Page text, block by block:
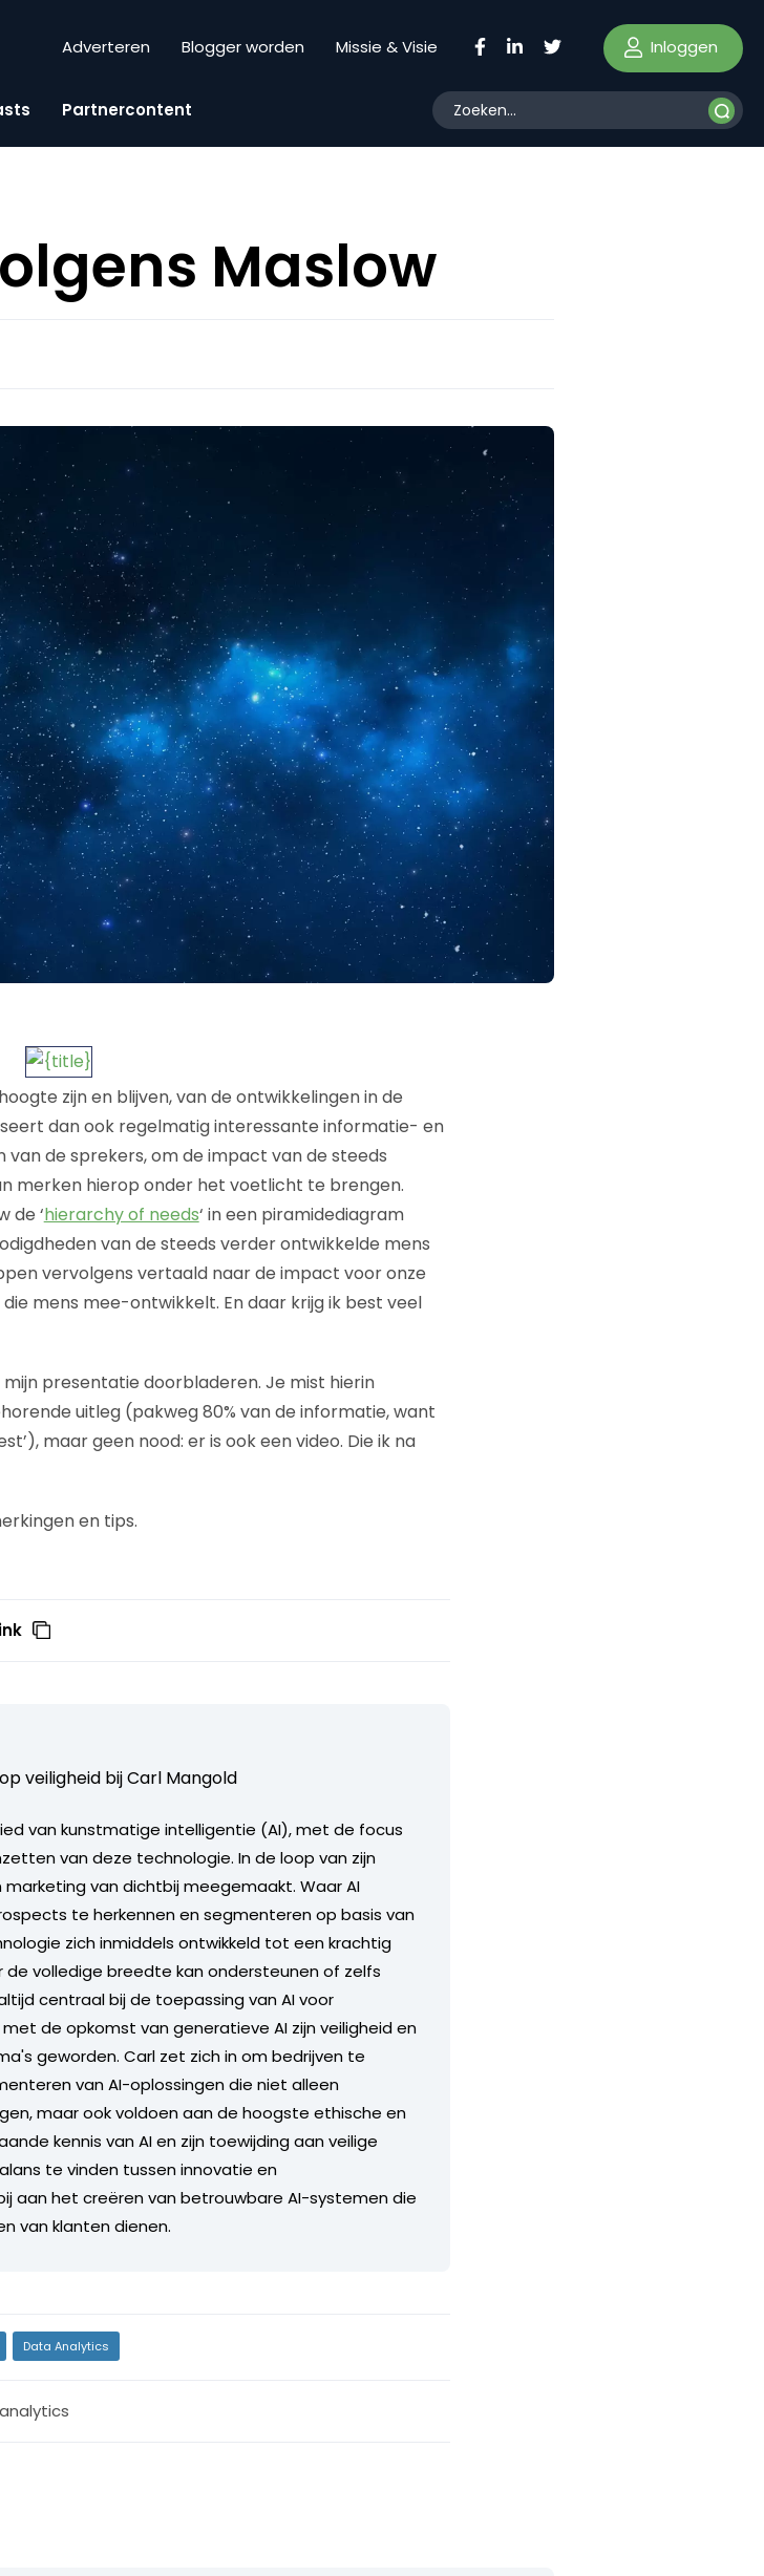
Adverteren Blogger worden Missie & Visie Inloggen
Partnercontent
Maslow
zijn en blijven, van de ontwikkelingen in de
dan ook regelmatig interessante informatie- en
van de sprekers, om de impact van de steeds
merken hierop onder het voetlicht te brengen.
de ‘hierarchy of needs‘ in een piramidediagram
van de steeds verder ontwikkelde mens
vervolgens vertaald naar de impact voor onze
mens mee-ontwikkelt. En daar krijg ik best veel
mijn presentatie doorbladeren. Je mist hierin
uitleg (pakweg 80% van de informatie, want
maar geen nood: er is ook een video. Die ik na
en tips.
veiligheid bij Carl Mangold
van kunstmatige intelligentie (AI), met de focus
van deze technologie. In de loop van zijn
van dichtbij meegemaakt. Waar AI
te herkennen en segmenteren op basis van
zich inmiddels ontwikkeld tot een krachtig
volledige breedte kan ondersteunen of zelfs
centraal bij de toepassing van AI voor
de opkomst van generatieve AI zijn veiligheid en
geworden. Carl zet zich in om bedrijven te
van AI-oplossingen die niet alleen
maar ook voldoen aan de hoogste ethische en
kennis van AI en zijn toewijding aan veilige
te vinden tussen innovatie en
aan het creëren van betrouwbare AI-systemen die
van klanten dienen.
Data Analytics